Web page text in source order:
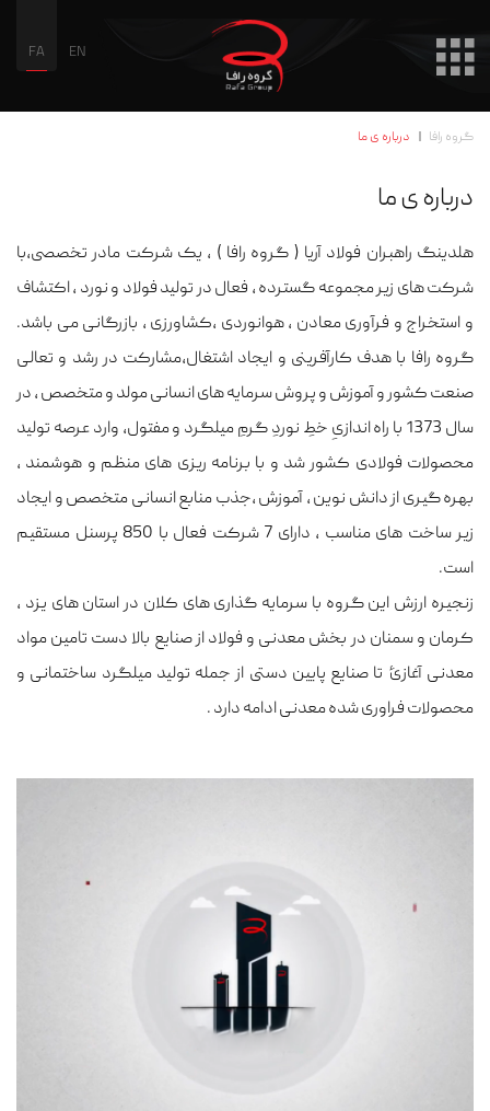
FA EN
گروه رافا درباره ی ما
درباره ی ما
هلدینگ راهبران فولاد آریا ( گروه رافا ) ، یک شرکت مادر تخصصی،با
شرکت های زیر مجموعه گسترده ، فعال در تولید فولاد و نورد ، اکتشاف
و استخراج و فرآوری معادن ، هوانوردی ،کشاورزی ، بازرگانی می باشد.
گروه رافا با هدف کارآفرینی و ایجاد اشتغال،مشارکت در رشد و تعالی
صنعت کشور و آموزش و پروش سرمایه های انسانی مولد و متخصص ، در
سال 1373 با راه اندازیِ خطِ نوردِ گرمِ میلگرد و مفتول، وارد عرصه تولید
محصولات فولادی کشور شد و با برنامه ریزی های منظم و هوشمند ،
بهره گیری از دانش نوین ، آموزش ،جذب منابع انسانی متخصص و ایجاد
زیر ساخت های مناسب ، دارای 7 شرکت فعال با 850 پرسنل مستقیم
است.
زنجیره ارزش این گروه با سرمایه گذاری های کلان در استان های یزد ،
کرمان و سمنان در بخش معدنی و فولاد از صنایع بالا دست تامین مواد
معدنی آغازئ تا صنایع پایین دستی از جمله تولید میلگرد ساختمانی و
محصولات فراوری شده معدنی ادامه دارد.